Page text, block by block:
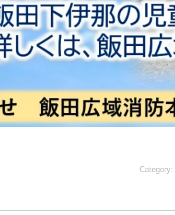
Category: